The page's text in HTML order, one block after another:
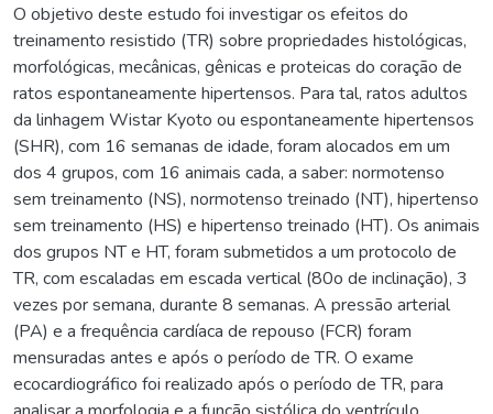
O objetivo deste estudo foi investigar os efeitos do
treinamento resistido (TR) sobre propriedades histológicas,
morfológicas, mecânicas, gênicas e proteicas do coração de
ratos espontaneamente hipertensos. Para tal, ratos adultos
da linhagem Wistar Kyoto ou espontaneamente hipertensos
(SHR), com 16 semanas de idade, foram alocados em um
dos 4 grupos, com 16 animais cada, a saber: normotenso
sem treinamento (NS), normotenso treinado (NT), hipertenso
sem treinamento (HS) e hipertenso treinado (HT). Os animais
dos grupos NT e HT, foram submetidos a um protocolo de
TR, com escaladas em escada vertical (80o de inclinação), 3
vezes por semana, durante 8 semanas. A pressão arterial
(PA) e a frequência cardíaca de repouso (FCR) foram
mensuradas antes e após o período de TR. O exame
ecocardiográfico foi realizado após o período de TR, para